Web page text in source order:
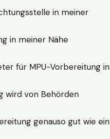
in meiner
in meiner Nähe
für MPU-Vorbereitung in
wird von Behörden
genauso gut wie ein